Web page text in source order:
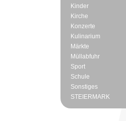
Kinder
Kirche
Konzerte
Kulinarium
Märkte
Müllabfuhr
Sport
Schule
Sonstiges
STEIERMARK